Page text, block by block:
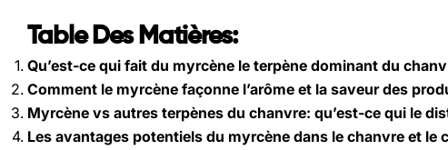
Table Des Matières:
Qu’est-ce qui fait du myrcène le terpène dominant du
Comment le myrcène façonne l’arôme et la saveur des
Myrcène vs autres terpènes du chanvre: qu’est-ce qui le
Les avantages potentiels du myrcène dans le chanvre et le